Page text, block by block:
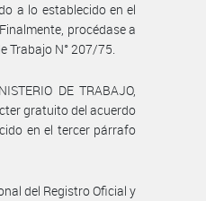
a lo establecido en el
procédase a
Trabajo N° 207/75.
DE TRABAJO,
gratuito del acuerdo
en el tercer párrafo
del Registro Oficial y